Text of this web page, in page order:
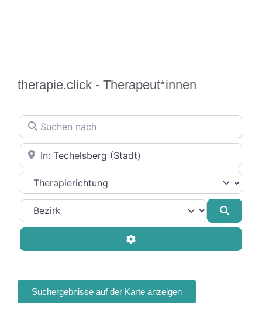
therapie.click - Therapeut*innen
Suchen nach
In der Nähe
Therapierichtung
Advanced Filters
Suchergebnisse auf der Karte anzeigen